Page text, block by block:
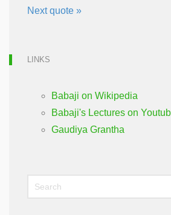
Next quote »
LINKS
Babaji on Wikipedia
Babaji's Lectures on
Gaudiya Grantha